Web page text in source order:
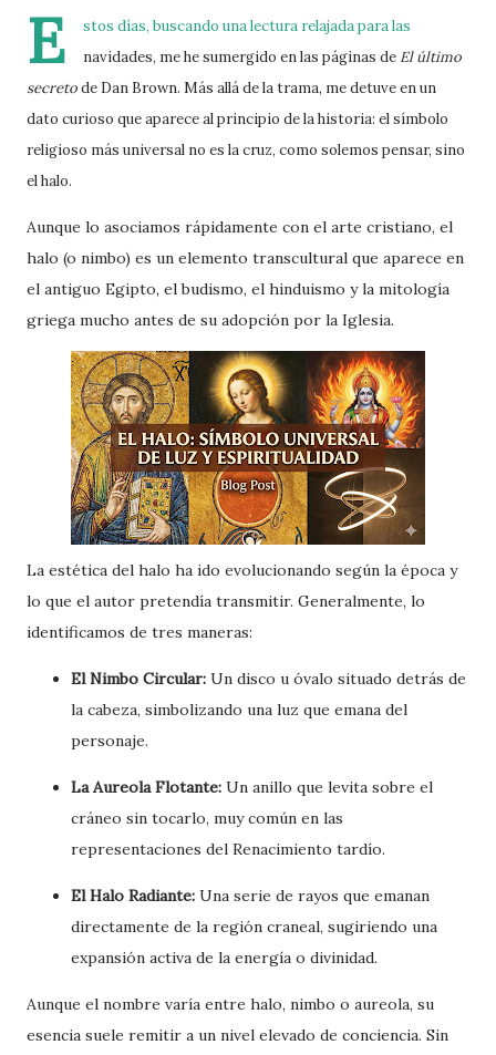
E
stos días, buscando una lectura relajada para las
navidades, me he sumergido en las páginas de El último
secretode Dan Brown. Más allá de la trama, me detuve en un
dato curioso que aparece al principio de la historia: el símbolo
religioso más universal no es la cruz, como solemos pensar, sino
el halo.
Aunque lo asociamos rápidamente con el arte cristiano, el
halo (o nimbo) es un elemento transcultural que aparece en
el antiguo Egipto, el budismo, el hinduismo y la mitología
griega mucho antes de su adopción por la Iglesia.
La estética del halo ha ido evolucionando según la época y
lo que el autor pretendía transmitir. Generalmente, lo
identificamos de tres maneras:
El Nimbo Circular: Un disco u óvalo situado detrás de
la cabeza, simbolizando una luz que emana del
personaje.
La Aureola Flotante: Un anillo que levita sobre el
cráneo sin tocarlo, muy común en las
representaciones del Renacimiento tardío.
El Halo Radiante: Una serie de rayos que emanan
directamente de la región craneal, sugiriendo una
expansión activa de la energía o divinidad.
Aunque el nombre varía entre halo, nimbo o aureola, su
esencia suele remitir a un nivel elevado de conciencia. Sin